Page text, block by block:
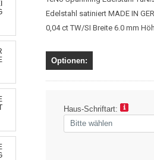
Edelstahl satiniert MADE IN
0,04 ct TW/SI Breite 6.0 mm
Optionen:
Haus-Schriftart: